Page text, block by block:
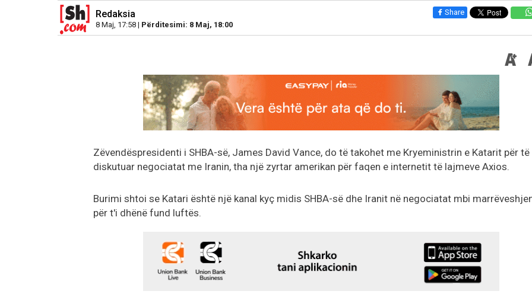
Redaksia
8 Maj, 17:58 | Përditesimi: 8 Maj, 18:00
Share
Zëvendëspresidenti i SHBA-së, James David Vance, do të takohet me Kryeministrin e Katarit për të
diskutuar negociatat me Iranin, tha një zyrtar amerikan për faqen e internetit të lajmeve Axios.
Burimi shtoi se Katari është një kanal kyç midis SHBA-së dhe Iranit në negociatat mbi
për t'i dhënë fund luftës.